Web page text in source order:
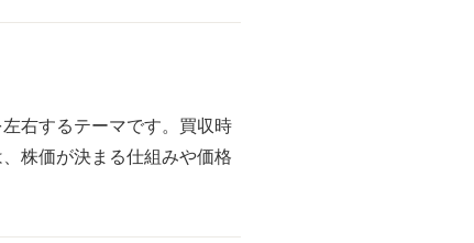
右するテーマです。買収時
株価が決まる仕組みや価格